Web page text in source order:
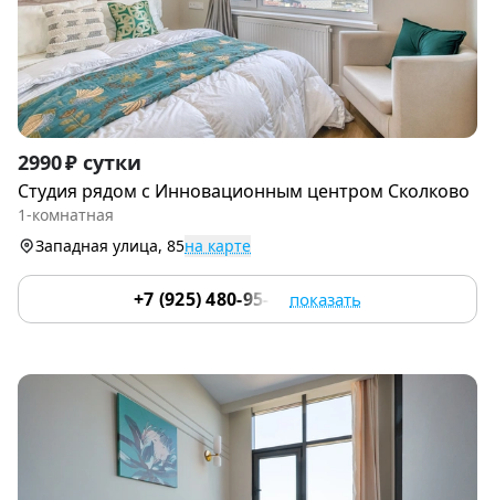
Item
1
of
2990 ₽ сутки
Студия рядом с Инновациoнным цeнтpoм Cколково
1-комнатная
Западная улица, 85на карте
+7 (925) 480-95-17 показать